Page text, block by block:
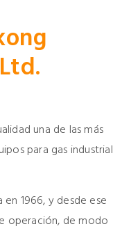
una de las más
para gas industrial
en 1966, y desde ese
operación, de modo